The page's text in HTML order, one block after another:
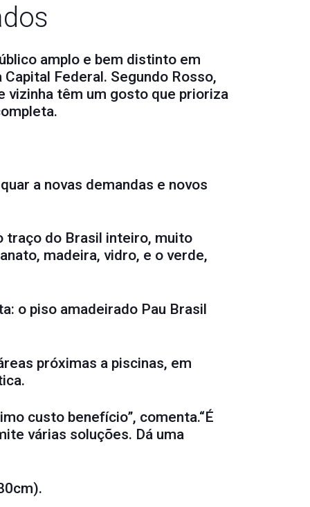
amplo e bem distinto em
Federal. Segundo Rosso,
vizinha têm um gosto que prioriza
a novas demandas e novos
traço do Brasil inteiro, muito
madeira, vidro, e o verde,
o piso amadeirado Pau Brasil
próximas a piscinas, em
custo benefício”, comenta.“É
várias soluções. Dá uma